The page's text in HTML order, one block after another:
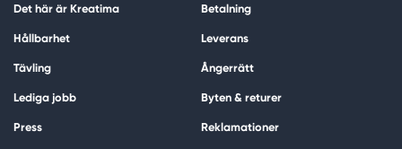
Det här är Kreatima
Hållbarhet
Tävling
Lediga jobb
Press
Betalning
Leverans
Ångerrätt
Byten & returer
Reklamationer